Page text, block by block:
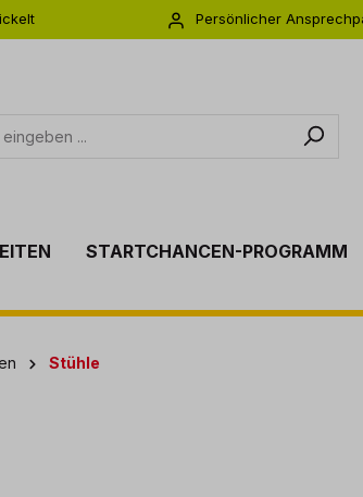
Persönlicher
STARTCHANCEN-PROGRAMM
Stühle